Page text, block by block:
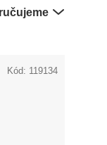
Kód: 119134